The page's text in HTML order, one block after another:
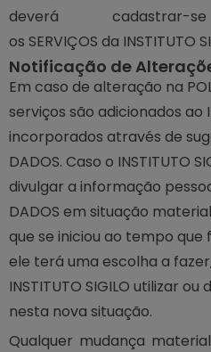
deverá
os SERVIÇOS da INSTITUTO
Notificação de
Em caso de alteração na
serviços são adicionados ao
incorporados através de
DADOS. Caso o INSTITUTO
divulgar a informação
DADOS em situação
que se iniciou ao tempo
ele terá uma escolha a
INSTITUTO SIGILO utilizar
nesta nova situação.
Qualquer mudança